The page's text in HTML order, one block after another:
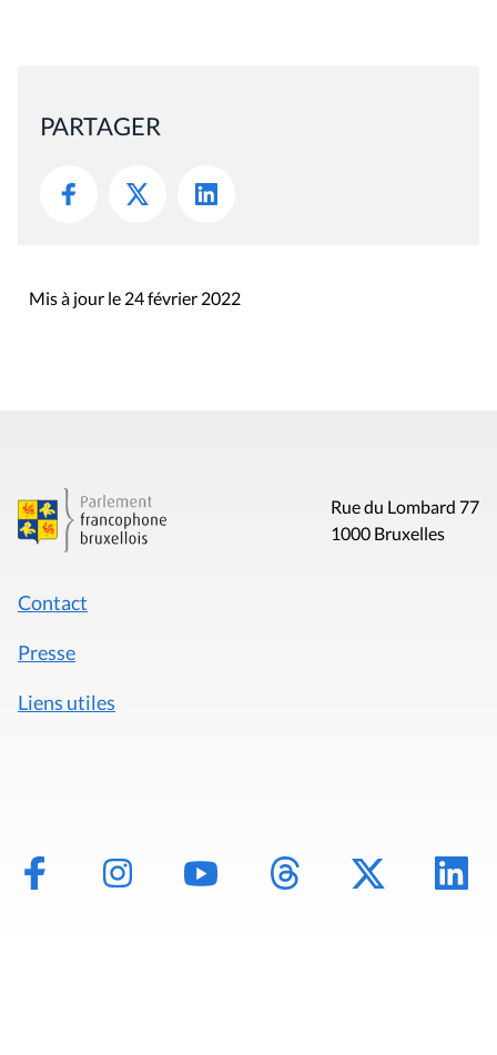
PARTAGER
Mis à jour le 24 février 2022
Rue du Lombard 77
1000 Bruxelles
Contact
Presse
Liens utiles